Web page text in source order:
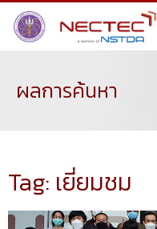
ผลการค้นหา
Tag: เยี่ยมชม